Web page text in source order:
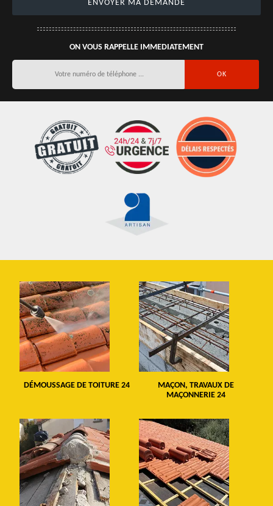
ON VOUS RAPPELLE IMMEDIATEMENT
DÉMOUSSAGE DE TOITURE 24
MAÇON, TRAVAUX DE
MAÇONNERIE 24